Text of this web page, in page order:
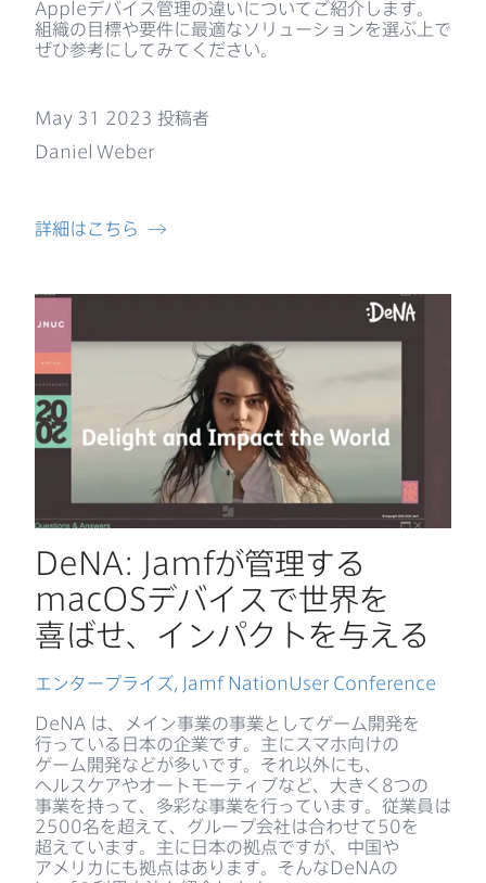
Appleデバイス管理の​違いに​ついて​ご紹介します。​
組織の​目標や​要件に​最適な​ソリューションを​選ぶ上で​
ぜひ参考に​してみてください。
詳細は​こちら
May 31 2023 投稿者
Daniel Weber
DeNA: Jamfが​管理する
macOSデバイスで​世界を​
喜ばせ、​インパクトを​与える
エンタープライズ Jamf NationUser Conference
DeNA は、​メイン事業の​事業と​して​ゲーム開発を​
行っている​日本の​企業です。​主に​スマホ向けの​
ゲーム開発などが​多いです。​それ以外にも、​
ヘルスケアや​オートモーティブなど、​大きく 8つの​
事業を​持って、​多彩な​事業を​行っています。​従業員は
2500名を​超えて、​グループ会社は​合わせて 50を​
超えています。​主に​日本の​拠点ですが、​中国や​
アメリカにも​拠点は​あります。​そんな DeNAの